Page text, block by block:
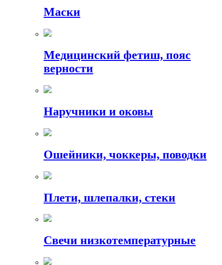
Маски
Медицинский фетиш, пояс
верности
Наручники и оковы
Ошейники, чоккеры, поводки
Плети, шлепалки, стеки
Свечи низкотемпературные